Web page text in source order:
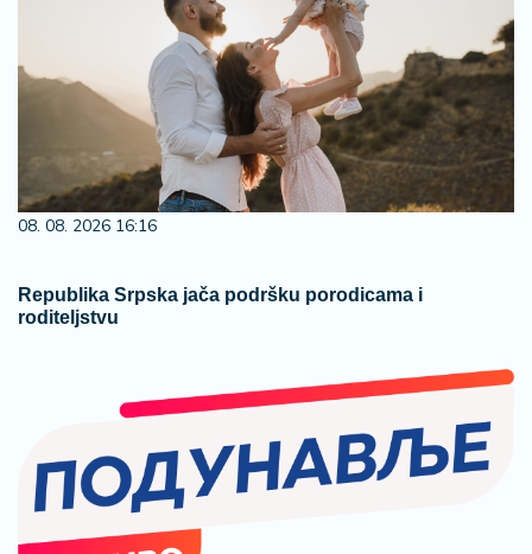
08. 08. 2026 16:16
Republika Srpska jača podršku porodicama i
roditeljstvu